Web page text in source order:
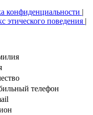
конфиденциальности |
этического поведения |
телефон